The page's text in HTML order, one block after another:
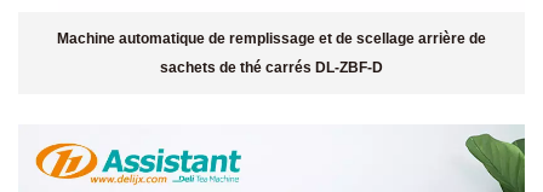
Machine automatique de remplissage et de scellage arrière de
sachets de thé carrés DL-ZBF-D